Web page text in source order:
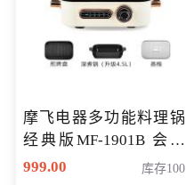
摩飞电器多功能料理锅
经典版MF-1901B 会员
专享价399元
999.00 库存100